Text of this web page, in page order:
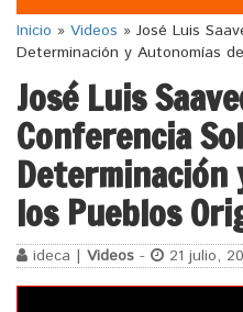
Inicio » Videos » José Luis
Determinación y Autonomías
José Luis
Conferencia
Determinación
los Pueblos
ideca | Videos - 21 julio,